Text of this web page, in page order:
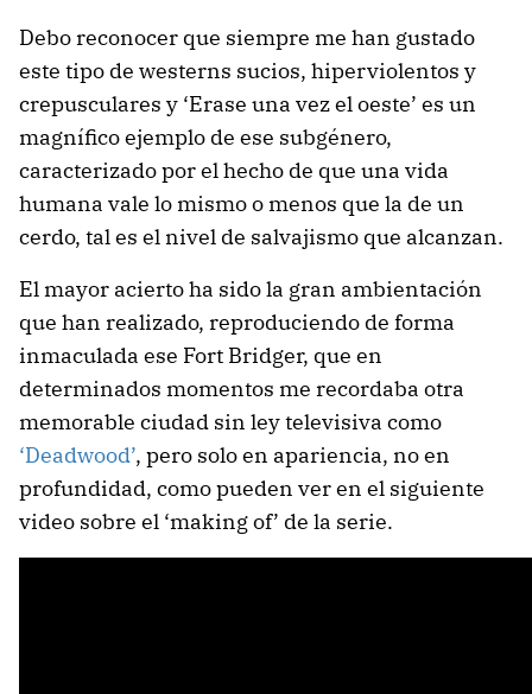
Debo reconocer que siempre me han gustado
este tipo de westerns sucios, hiperviolentos y
crepusculares y ‘Erase una vez el oeste’ es un
magnífico ejemplo de ese subgénero,
caracterizado por el hecho de que una vida
humana vale lo mismo o menos que la de un
cerdo, tal es el nivel de salvajismo que alcanzan.
El mayor acierto ha sido la gran ambientación
que han realizado, reproduciendo de forma
inmaculada ese Fort Bridger, que en
determinados momentos me recordaba otra
memorable ciudad sin ley televisiva como
‘Deadwood’, pero solo en apariencia, no en
profundidad, como pueden ver en el siguiente
video sobre el ‘making of’ de la serie.